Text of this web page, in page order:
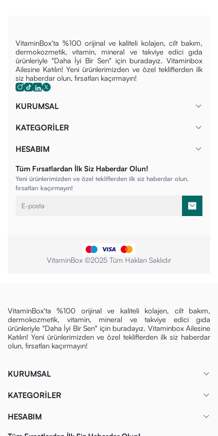
VitaminBox'ta %100 orijinal ve kaliteli kolajen, cilt bakım,
dermokozmetik, vitamin, mineral ve takviye edici gıda
ürünleriyle "Daha İyi Bir Sen" için buradayız. Vitaminbox
Ailesine Katılın! Yeni ürünlerimizden ve özel tekliflerden ilk
siz haberdar olun, fırsatları kaçırmayın!
KURUMSAL
KATEGORİLER
HESABIM
Tüm Fırsatlardan İlk Siz Haberdar Olun!
Yeni ürünlerimizden ve özel tekliflerden ilk siz haberdar olun,
fırsatları kaçırmayın!
VitaminBox ©2025 Tüm Hakları Saklıdır
VitaminBox'ta %100 orijinal ve kaliteli kolajen, cilt bakım,
dermokozmetik, vitamin, mineral ve takviye edici gıda
ürünleriyle "Daha İyi Bir Sen" için buradayız. Vitaminbox Ailesine
Katılın! Yeni ürünlerimizden ve özel tekliflerden ilk siz haberdar
olun, fırsatları kaçırmayın!
KURUMSAL
KATEGORİLER
HESABIM